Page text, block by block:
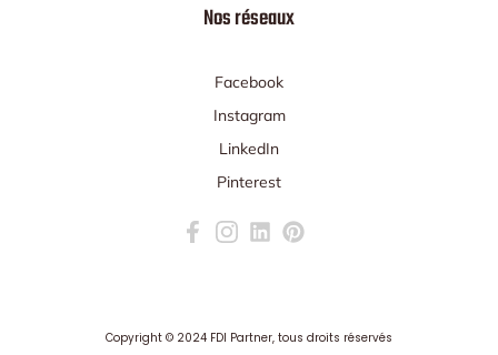
Nos réseaux
Facebook
Instagram
LinkedIn
Pinterest
Copyright © 2024 FDI Partner, tous droits réservés